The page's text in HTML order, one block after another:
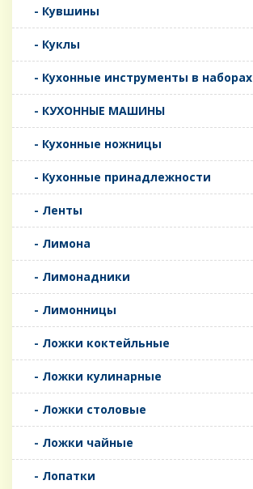
- Кувшины
- Куклы
- Кухонные инструменты в наборах
- КУХОННЫЕ МАШИНЫ
- Кухонные ножницы
- Кухонные принадлежности
- Ленты
- Лимона
- Лимонадники
- Лимонницы
- Ложки коктейльные
- Ложки кулинарные
- Ложки столовые
- Ложки чайные
- Лопатки